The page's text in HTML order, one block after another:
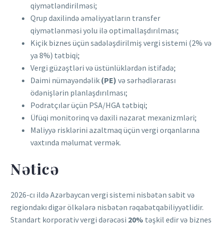
qiymətləndirilməsi;
Qrup daxilində əməliyyatların transfer
qiymətlənməsi yolu ilə optimallaşdırılması;
Kiçik biznes üçün sadələşdirilmiş vergi sistemi (2% və
ya 8%) tətbiqi;
Vergi güzəştləri və üstünlüklərdən istifadə;
Daimi nümayəndəlik (PE) və sərhədlərarası
ödənişlərin planlaşdırılması;
Podratçılar üçün PSA/HGA tətbiqi;
Üfüqi monitorinq və daxili nəzarət mexanizmləri;
Maliyyə risklərini azaltmaq üçün vergi orqanlarına
vaxtında məlumat vermək.
Nəticə
2026-cı ildə Azərbaycan vergi sistemi nisbətən sabit və
regiondakı digər ölkələrə nisbətən rəqabətqabiliyyətlidir.
Standart korporativ vergi dərəcəsi 20% təşkil edir və biznes